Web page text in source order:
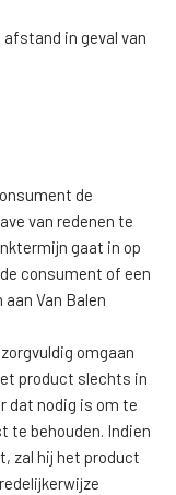
in geval van
de
van redenen te
gaat in op
consument of een
Van Balen
omgaan
product slechts in
dat nodig is om te
te behouden. Indien
zal hij het product